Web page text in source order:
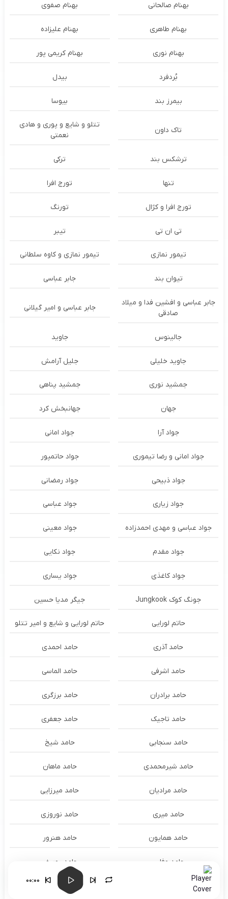
بهنام صالحانی بهنام صفوی
بهنام طاهری بهنام علیزاده
بهنام نوری بهنام کریمی پور
بُردفرد بیدل
بیمرز بند بیوسا
تاک داون
تتلو و شایع و پوری و هادی
نعمتی
ترشكس بند ترکی
تنها تورج افرا
تورج افرا و کژال تورنگ
تی ان تی تیبر
تیمور نمازی تیمور نمازی و کاوه سلطانی
تیوان بند جابر عباسی
جابر عباسی و افشین فدا و میلاد
صادقی
جابر عباسی و امیر گیلانی
جالینوس جاوید
جاوید خلیلی جلیل آرامش
جمشید نوری جمشید پناهی
جهان جهانبخش کرد
جواد آرا جواد امانی
جواد امانی و رضا تیموری جواد حاتمپور
جواد ذبیحی جواد رمضانی
جواد زیاری جواد عباسی
جواد عباسی و مهدی احمدزاده جواد معینی
جواد مقدم جواد نکایی
جواد کاغذی جواد یساری
جونگ کوک Jungkook جیگر مدیا حسین
حاتم لورایی حاتم لورایی و شایع و امیر تتلو
حامد آذری حامد احمدی
حامد اشرفی حامد الماسی
حامد برادران حامد برزگری
حامد تاجیک حامد جعفری
حامد سنجابی حامد شیخ
حامد شیرمحمدی حامد ماهان
حامد مرادیان حامد میرزایی
حامد میری حامد نوروزی
حامد همایون حامد هنرور
حامد وفایی حامد یوسفی
حامیم
00:00